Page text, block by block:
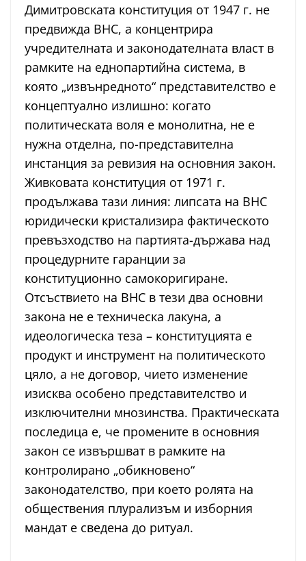
Димитровската конституция от 1947 г. не
предвижда ВНС, а концентрира
учредителната и законодателната власт в
рамките на еднопартийна система, в
която „извънредното“ представителство е
концептуално излишно: когато
политическата воля е монолитна, не е
нужна отделна, по-представителна
инстанция за ревизия на основния закон.
Живковата конституция от 1971 г.
продължава тази линия: липсата на ВНС
юридически кристализира фактическото
превъзходство на партията-държава над
процедурните гаранции за
конституционно самокоригиране.
Отсъствието на ВНС в тези два основни
закона не е техническа лакуна, а
идеологическа теза – конституцията е
продукт и инструмент на политическото
цяло, а не договор, чието изменение
изисква особено представителство и
изключителни мнозинства. Практическата
последица е, че промените в основния
закон се извършват в рамките на
контролирано „обикновено“
законодателство, при което ролята на
обществения плурализъм и изборния
мандат е сведена до ритуал.